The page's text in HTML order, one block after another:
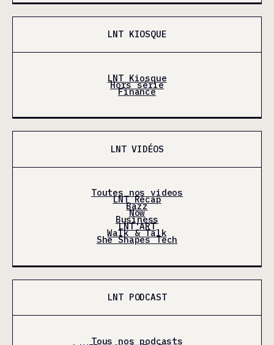
LNT KIOSQUE
LNT Kiosque
Hors série
Finance
LNT VIDÉOS
Toutes nos videos
LNT Récap
Bazz
Now
Business
LNT'ART
Walk & Talk
She Shapes Tech
LNT PODCAST
Tous nos podcasts